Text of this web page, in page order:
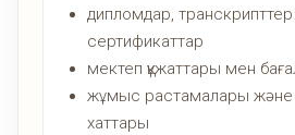
дипломдар,
сертификаттар
мектеп құжаттары мен
жұмыс растамалары және
хаттары